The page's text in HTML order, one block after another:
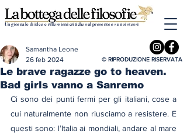
Un giornale di idee e riflessioni critiche sul presente e su noi stessi
Le brave ragazze go to heaven.
Bad girls vanno a Sanremo
Samantha Leone
26 feb 2024
Ci sono dei punti fermi per gli italiani, cose a
cui naturalmente non riusciamo a resistere. E
questi sono: l’Italia ai mondiali, andare al mare
© RIPRODUZIONE RISERVATA